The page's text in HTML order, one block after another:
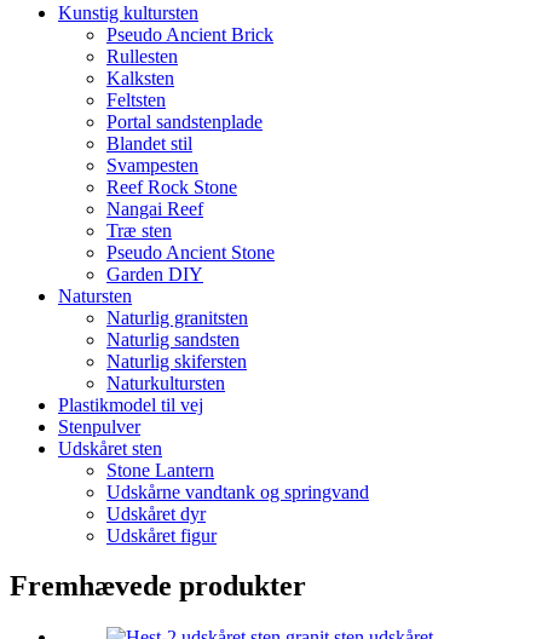
Kunstig kultursten
Pseudo Ancient Brick
Rullesten
Kalksten
Feltsten
Portal sandstenplade
Blandet stil
Svampesten
Reef Rock Stone
Nangai Reef
Træ sten
Pseudo Ancient Stone
Garden DIY
Natursten
Naturlig granitsten
Naturlig sandsten
Naturlig skifersten
Naturkultursten
Plastikmodel til vej
Stenpulver
Udskåret sten
Stone Lantern
Udskårne vandtank og springvand
Udskåret dyr
Udskåret figur
Fremhævede produkter